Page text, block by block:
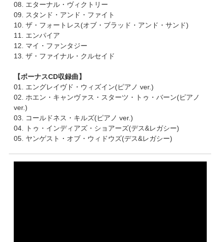
08. エターナル・ヴィクトリー
09. スタンド・アンド・ファイト
10. ザ・フォートレス(オブ・ブラッド・アンド・サンド)
11. エンパイア
12. マイ・ファンタジー
13. ザ・ファイナル・クルセイド
【ボーナスCD収録曲】
01. エングレイヴド・ウィズイン(ピアノ ver.)
02. ホエン・キャンヴァス・スターツ・トゥ・バーン(ピアノ
ver.)
03. コールドネス・キルズ(ピアノ ver.)
04. トゥ・インディアズ・ショアーズ(デス&レガシー)
05. ヤンゲスト・オブ・ウィドウズ(デス&レガシー)